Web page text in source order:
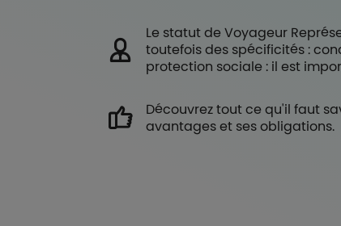
Le statut de Voyageur
toutefois des spécificités :
protection sociale : il est
Découvrez tout ce qu'il faut
avantages et ses obligations.